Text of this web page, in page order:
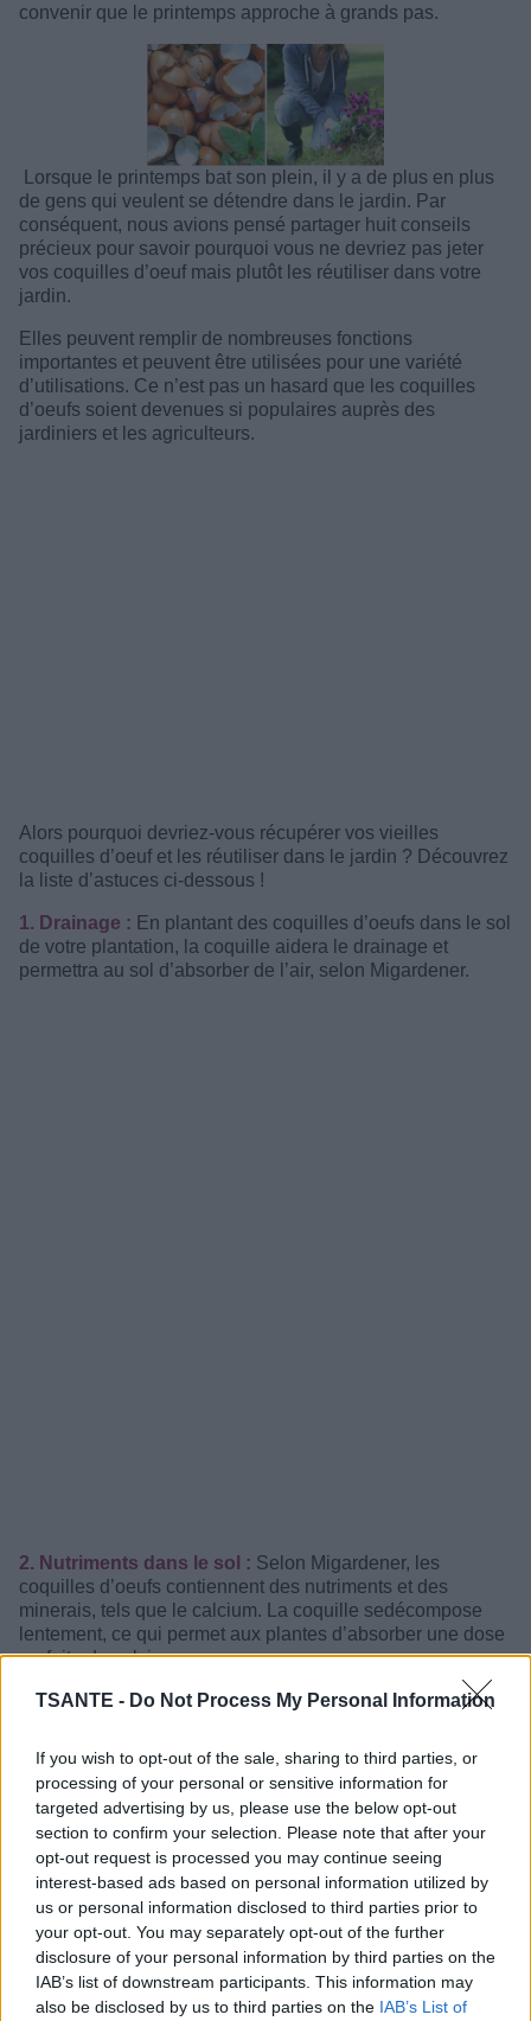
TSANTE - Do Not Process My Personal Information
If you wish to opt-out of the sale, sharing to third parties, or
processing of your personal or sensitive information for
targeted advertising by us, please use the below opt-out
section to confirm your selection. Please note that after your
opt-out request is processed you may continue seeing
interest-based ads based on personal information utilized by
us or personal information disclosed to third parties prior to
your opt-out. You may separately opt-out of the further
disclosure of your personal information by third parties on the
IAB’s list of downstream participants. This information may
also be disclosed by us to third parties on the IAB’s List of
convenir que le printemps approche à grands pas.
Lorsque le printemps bat son plein, il y a de plus en plus
de gens qui veulent se détendre dans le jardin. Par
conséquent, nous avions pensé partager huit conseils
précieux pour savoir pourquoi vous ne devriez pas jeter
vos coquilles d’oeuf mais plutôt les réutiliser dans votre
jardin.
Elles peuvent remplir de nombreuses fonctions
importantes et peuvent être utilisées pour une variété
d’utilisations. Ce n’est pas un hasard que les coquilles
d’oeufs soient devenues si populaires auprès des
jardiniers et les agriculteurs.
Alors pourquoi devriez-vous récupérer vos vieilles
coquilles d’oeuf et les réutiliser dans le jardin ? Découvrez
la liste d’astuces ci-dessous !
1. Drainage : En plantant des coquilles d’oeufs dans le sol
de votre plantation, la coquille aidera le drainage et
permettra au sol d’absorber de l’air, selon Migardener.
2. Nutriments dans le sol : Selon Migardener, les
coquilles d’oeufs contiennent des nutriments et des
minerais, tels que le calcium. La coquille sedécompose
lentement, ce qui permet aux plantes d’absorber une dose
parfaite de calcium.
3. Eloigner les escargots et les vers : Les coquilles
les vers qui cherchent un bon dîner. Lorsque la coquille est
placée autour de votre plante, il devient difficile pour eux
de l’atteindre, ils feront de leur mieux, mais les bords de
coquille pointus créeront une barrière de protection.